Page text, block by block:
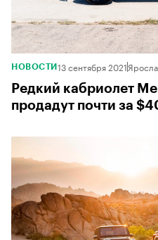
НОВОСТИ 13 сентября 2021
Редкий кабриолет
продадут почти за